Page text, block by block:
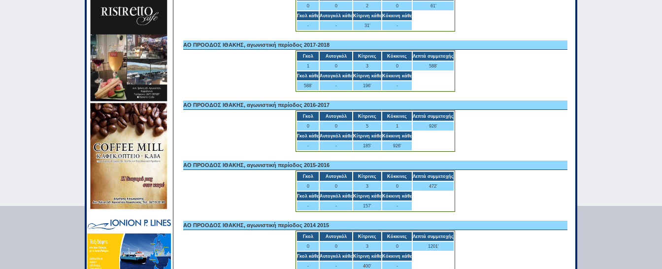
0
0 2 0
61'
Γκολ κάθε Αυτογκόλ κάθε Κίτρινη κάθε Κόκκινη κάθε
-
- 31' -
ΑΟ ΠΡΟΟΔΟΣ ΙΘΑΚΗΣ, αγωνιστική περίοδος 2017-2018
Γκολ Αυτογκόλ Κίτρινες Κόκκινες
Λεπτά συμμετοχής
1
0 3 0
588'
Γκολ κάθε Αυτογκόλ κάθε Κίτρινη κάθε Κόκκινη κάθε
588'
- 196' -
ΑΟ ΠΡΟΟΔΟΣ ΙΘΑΚΗΣ, αγωνιστική περίοδος 2016-2017
Γκολ Αυτογκόλ Κίτρινες Κόκκινες
Λεπτά συμμετοχής
0
0 5 1
926'
Γκολ κάθε Αυτογκόλ κάθε Κίτρινη κάθε Κόκκινη κάθε
-
- 185' 926'
ΑΟ ΠΡΟΟΔΟΣ ΙΘΑΚΗΣ, αγωνιστική περίοδος 2015-2016
Γκολ Αυτογκόλ Κίτρινες Κόκκινες
Λεπτά συμμετοχής
0
0 3 0
472'
Γκολ κάθε Αυτογκόλ κάθε Κίτρινη κάθε Κόκκινη κάθε
-
- 157' -
ΑΟ ΠΡΟΟΔΟΣ ΙΘΑΚΗΣ, αγωνιστική περίοδος 2014 2015
Γκολ Αυτογκόλ Κίτρινες Κόκκινες
Λεπτά συμμετοχής
0
0 3 0
1201'
Γκολ κάθε Αυτογκόλ κάθε Κίτρινη κάθε Κόκκινη κάθε
-
- 400' -